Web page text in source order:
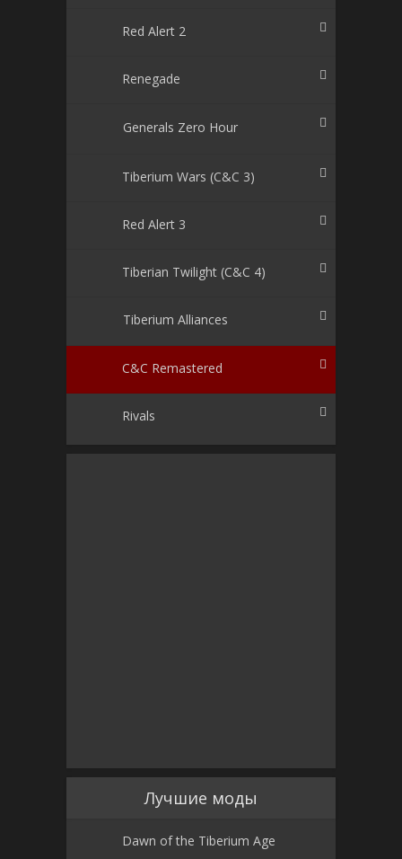
Red Alert 2
Renegade
Generals Zero Hour
Tiberium Wars (C&C 3)
Red Alert 3
Tiberian Twilight (C&C 4)
Tiberium Alliances
C&C Remastered
Rivals
Лучшие моды
Dawn of the Tiberium Age